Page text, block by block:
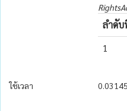
ลำดับ
1
ใช้เวลา